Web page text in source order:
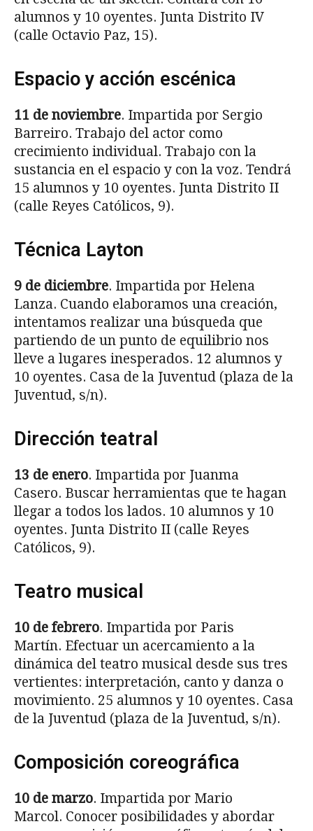
alumnos y 10 oyentes. Junta Distrito IV
(calle Octavio Paz, 15).
Espacio y acción escénica
11 de noviembre. Impartida por Sergio
Barreiro. Trabajo del actor como
crecimiento individual. Trabajo con la
sustancia en el espacio y con la voz. Tendrá
15 alumnos y 10 oyentes. Junta Distrito II
(calle Reyes Católicos, 9).
Técnica Layton
9 de diciembre. Impartida por Helena
Lanza. Cuando elaboramos una creación,
intentamos realizar una búsqueda que
partiendo de un punto de equilibrio nos
lleve a lugares inesperados. 12 alumnos y
10 oyentes. Casa de la Juventud (plaza de la
Juventud, s/n).
Dirección teatral
13 de enero. Impartida por Juanma
Casero. Buscar herramientas que te hagan
llegar a todos los lados. 10 alumnos y 10
oyentes. Junta Distrito II (calle Reyes
Católicos, 9).
Teatro musical
10 de febrero. Impartida por Paris
Martín. Efectuar un acercamiento a la
dinámica del teatro musical desde sus tres
vertientes: interpretación, canto y danza o
movimiento. 25 alumnos y 10 oyentes. Casa
de la Juventud (plaza de la Juventud, s/n).
Composición coreográfica
10 de marzo. Impartida por Mario
Marcol. Conocer posibilidades y abordar